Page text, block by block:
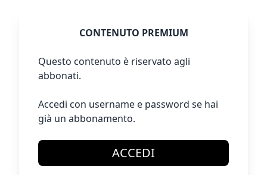
CONTENUTO PREMIUM
Questo contenuto è riservato agli
abbonati.
Accedi con username e password se hai
già un abbonamento.
ACCEDI